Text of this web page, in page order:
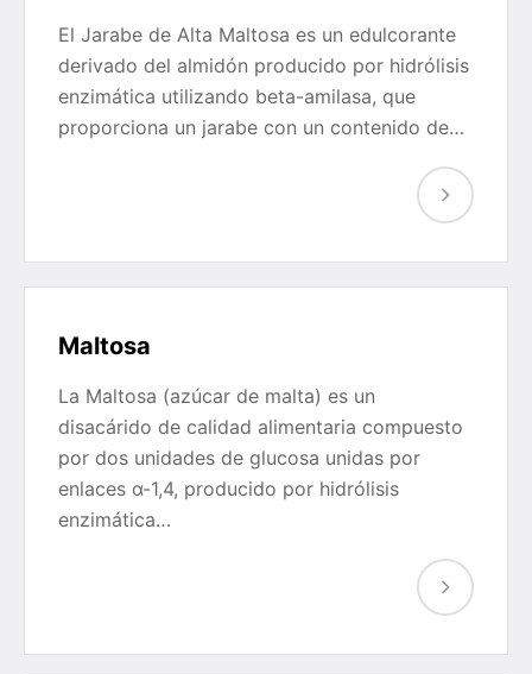
El Jarabe de Alta Maltosa es un edulcorante
derivado del almidón producido por hidrólisis
enzimática utilizando beta-amilasa, que
proporciona un jarabe con un contenido de…
Maltosa
La Maltosa (azúcar de malta) es un
disacárido de calidad alimentaria compuesto
por dos unidades de glucosa unidas por
enlaces α-1,4, producido por hidrólisis
enzimática…